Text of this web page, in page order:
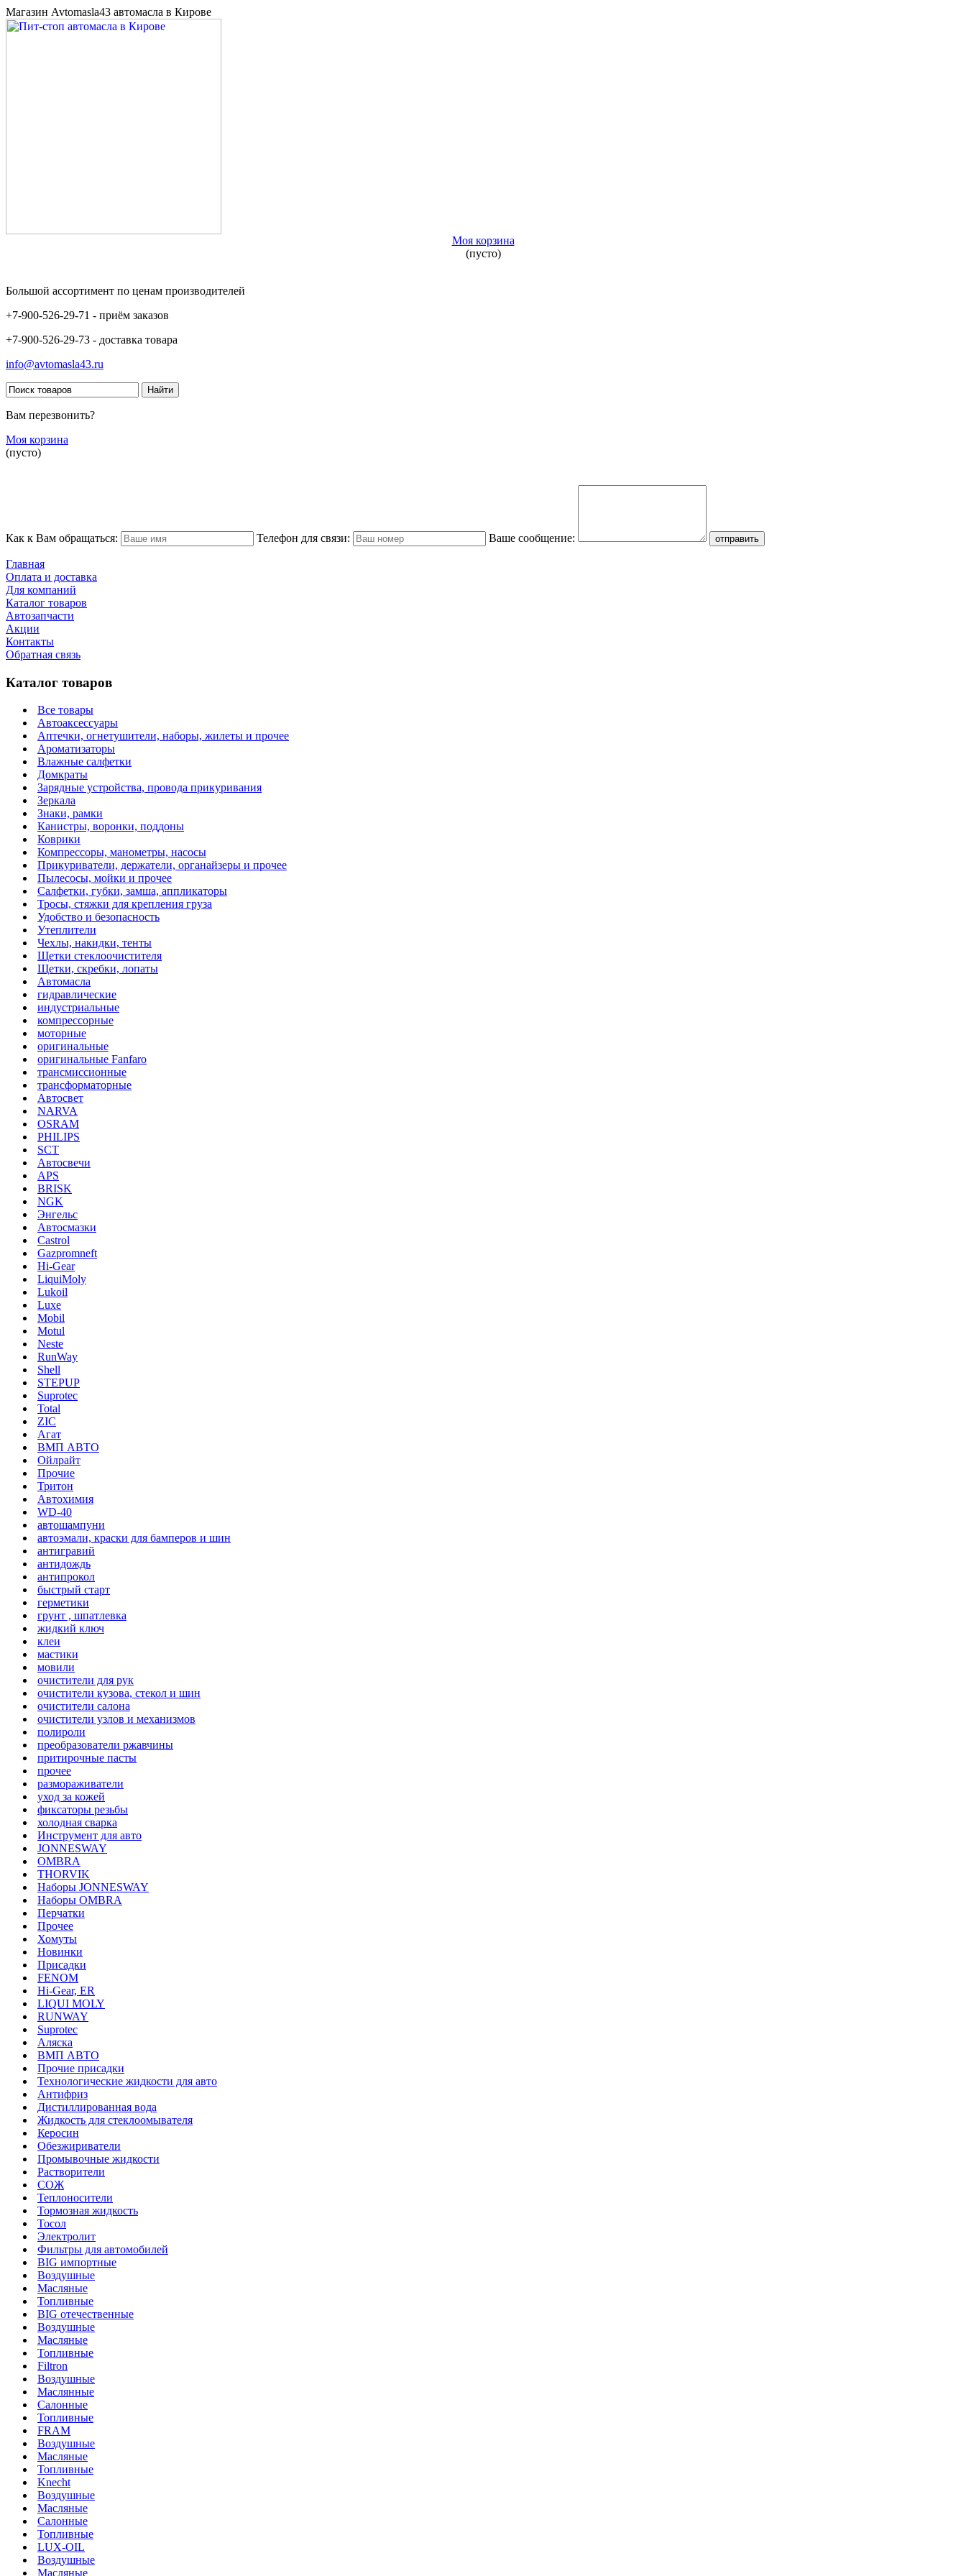
Магазин Avtomasla43 автомасла в Кирове
Моя корзина
(пусто)
Большой ассортимент по ценам производителей
+7-900-526-29-71 - приём заказов
+7-900-526-29-73 - доставка товара
info@avtomasla43.ru
Вам перезвонить?
Моя корзина
(пусто)
Как к Вам обращаться: Телефон для связи: Ваше сообщение:
Главная
Оплата и доставка
Для компаний
Каталог товаров
Автозапчасти
Акции
Контакты
Обратная связь
Каталог товаров
Все товары
Автоаксессуары
Аптечки, огнетушители, наборы, жилеты и прочее
Ароматизаторы
Влажные салфетки
Домкраты
Зарядные устройства, провода прикуривания
Зеркала
Знаки, рамки
Канистры, воронки, поддоны
Коврики
Компрессоры, манометры, насосы
Прикуриватели, держатели, органайзеры и прочее
Пылесосы, мойки и прочее
Салфетки, губки, замша, аппликаторы
Тросы, стяжки для крепления груза
Удобство и безопасность
Утеплители
Чехлы, накидки, тенты
Щетки стеклоочистителя
Щетки, скребки, лопаты
Автомасла
гидравлические
индустриальные
компрессорные
моторные
оригинальные
оригинальные Fanfaro
трансмиссионные
трансформаторные
Автосвет
NARVA
OSRAM
PHILIPS
SCT
Автосвечи
APS
BRISK
NGK
Энгельс
Автосмазки
Castrol
Gazpromneft
Hi-Gear
LiquiMoly
Lukoil
Luxe
Mobil
Motul
Neste
RunWay
Shell
STEPUP
Suprotec
Total
ZIC
Агат
ВМП АВТО
Ойлрайт
Прочие
Тритон
Автохимия
WD-40
автошампуни
автоэмали, краски для бамперов и шин
антигравий
антидождь
антипрокол
быстрый старт
герметики
грунт , шпатлевка
жидкий ключ
клеи
мастики
мовили
очистители для рук
очистители кузова, стекол и шин
очистители салона
очистители узлов и механизмов
полироли
преобразователи ржавчины
притирочные пасты
прочее
размораживатели
уход за кожей
фиксаторы резьбы
холодная сварка
Инструмент для авто
JONNESWAY
OMBRA
THORVIK
Наборы JONNESWAY
Наборы OMBRA
Перчатки
Прочее
Хомуты
Новинки
Присадки
FENOM
Hi-Gear, ER
LIQUI MOLY
RUNWAY
Suprotec
Аляска
ВМП АВТО
Прочие присадки
Технологические жидкости для авто
Антифриз
Дистиллированная вода
Жидкость для стеклоомывателя
Керосин
Обезжириватели
Промывочные жидкости
Растворители
СОЖ
Теплоносители
Тормозная жидкость
Тосол
Электролит
Фильтры для автомобилей
BIG импортные
Воздушные
Масляные
Топливные
BIG отечественные
Воздушные
Масляные
Топливные
Filtron
Воздушные
Маслянные
Салонные
Топливные
FRAM
Воздушные
Масляные
Топливные
Knecht
Воздушные
Масляные
Салонные
Топливные
LUX-OIL
Воздушные
Масляные